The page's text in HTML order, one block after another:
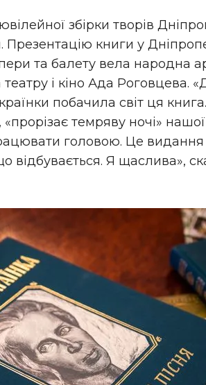
збірки творів
Презентацію книги у
та балету вела народна
театру і кіно Ада Роговцева.
побачила світ ця
темряву ночі» нашої
головою. Це
відбувається. Я щаслива»,